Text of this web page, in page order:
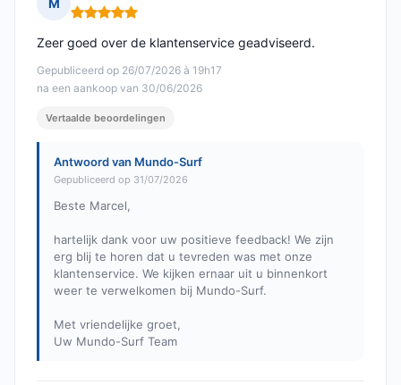
M
Opmerking: 5 van 5
Gepubliceerd op 26/07/2026 à 19h17
na een aankoop van 30/06/2026
Zeer goed over de klantenservice geadviseerd.
Vertaalde beoordelingen
Antwoord van Mundo-Surf
Gepubliceerd op 31/07/2026
Beste Marcel,
hartelijk dank voor uw positieve feedback! We zijn
erg blij te horen dat u tevreden was met onze
klantenservice. We kijken ernaar uit u binnenkort
weer te verwelkomen bij Mundo-Surf.
Met vriendelijke groet,
Uw Mundo-Surf Team